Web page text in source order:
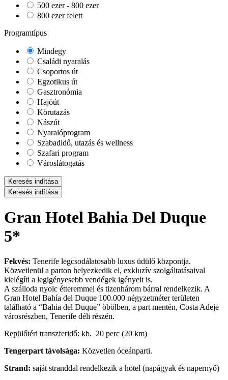
500 ezer - 800 ezer
800 ezer felett
Programtípus
Mindegy
Családi nyaralás
Csoportos út
Egzotikus út
Gasztronómia
Hajóút
Körutazás
Nászút
Nyaralóprogram
Szabadidő, utazás és wellness
Szafari program
Városlátogatás
Keresés indítása
Keresés indítása
Gran Hotel Bahia Del Duque
5*
Fekvés: Tenerife legcsodálatosabb luxus üdülő központja.
Közvetlenül a parton helyezkedik el, exkluzív szolgáltatásaival
kielégíti a legigényesebb vendégek igényeit is.
A szálloda nyolc étteremmel és tizenhárom bárral rendelkezik. A
Gran Hotel Bahía del Duque 100.000 négyzetméter területen
található a “Bahia del Duque” öbölben, a part mentén, Costa Adeje
városrészben, Tenerife déli részén.
Repülőtéri transzferidő: kb. 20 perc (20 km)
Tengerpart távolsága: Közvetlen óceánparti.
Strand: saját stranddal rendelkezik a hotel (napágyak és napernyő)